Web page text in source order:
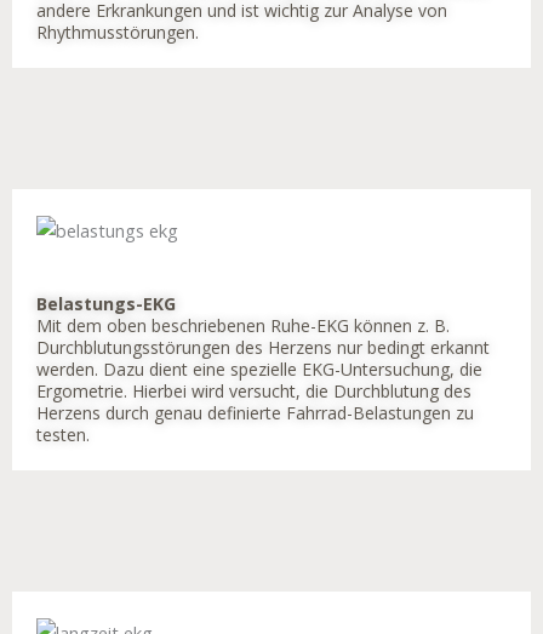
andere Erkrankungen und ist wichtig zur Analyse von
Rhythmusstörungen.
Belastungs-EKG
Mit dem oben beschriebenen Ruhe-EKG können z. B.
Durchblutungsstörungen des Herzens nur bedingt erkannt
werden. Dazu dient eine spezielle EKG-Untersuchung, die
Ergometrie. Hierbei wird versucht, die Durchblutung des
Herzens durch genau definierte Fahrrad-Belastungen zu
testen.